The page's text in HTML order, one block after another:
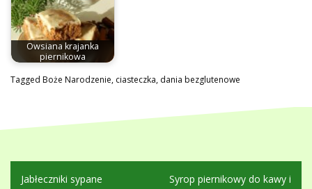
Owsiana krajanka
piernikowa
Tagged Boże Narodzenie, ciasteczka, dania bezglutenowe
Nawigacja
Jabłeczniki sypane
Syrop piernikowy do kawy i